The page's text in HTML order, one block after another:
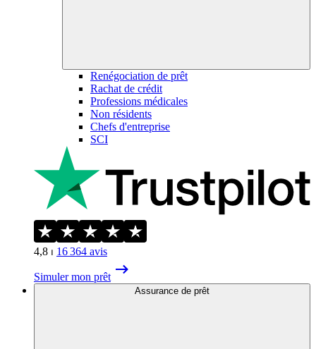
Renégociation de prêt
Rachat de crédit
Professions médicales
Non résidents
Chefs d'entreprise
SCI
4,8 ⏐ 16 364 avis
Simuler mon prêt
Assurance de prêt